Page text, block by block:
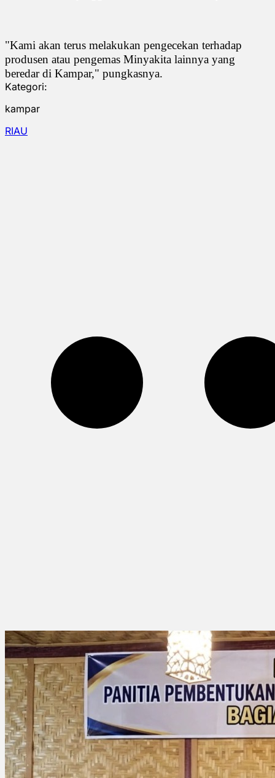
"Kami akan terus melakukan pengecekan terhadap
produsen atau pengemas Minyakita lainnya yang
beredar di Kampar," pungkasnya.
Kategori:
kampar
RIAU